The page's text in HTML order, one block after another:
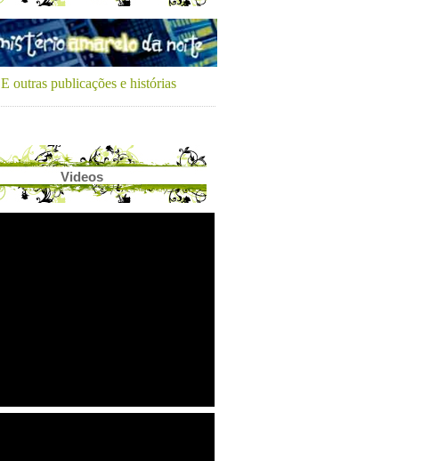
E outras publicações e histórias
Videos